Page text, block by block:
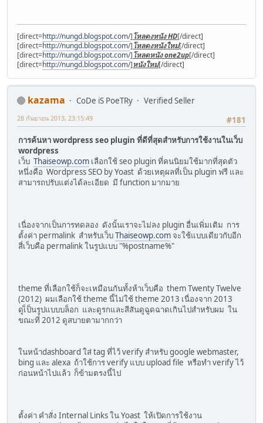
[direct=http://nungd.blogspot.com/]โหลดงหนัง HD[/direct]
[direct=http://nungd.blogspot.com/]โหลดงหนังใหม่[/direct]
[direct=http://nungd.blogspot.com/]โหลดหนัง one2up[/direct]
[direct=http://nungd.blogspot.com/]หนังใหม่[/direct]
kazama CoDe iS PoeTRy
Verified Seller
#181
28 กันยายน 2013, 23:15:49
การค้นหา wordpress seo plugin ที่ดีที่สุดสำหรับการใช้งานในเว็บ
wordpress
เว็บ Thaiseowp.com เลือกใช้ seo plugin ที่คนนิยมใช้มากที่สุดตัว
หนึ่งคือ Wordpress SEO by Yoast ด้วยเหตุผลที่เป็น plugin ฟรี และ
สามารถปรับแต่งได้ละเอียด มี function มากมาย
เนื่องจากเป็นการทดลอง ดังนั้นเราจะไม่ลง plugin อื่นเพิ่มเติม การ
ตั้งค่า permalink สำหรับเว็บThaiseowp.com จะใช้แบบเดียวกับอีก
สี่เว็บคือ permalink ในรูปแบบ "%postname%"
theme ที่เลือกใช้ก็จะเหมือนกันทั้งห้าเว็บคือ them Twenty Twelve
(2012) ผมเลือกใช้ theme นี้ไม่ใช้ theme 2013 เนื่องจาก 2013
ดูเ็ป็นรูปแบบบล็อก และดูรกและสีสันดูฉูดฉาดเกินไปสำหรับผม ใน
ขณะที่ 2012 ดูสบายตามากกว่า
ในหน้าdashboard ใส่ tag ที่ไว้ verify สำหรับ google webmaster,
bing และ alexa ถ้าใช้การ verify แบบ upload file หรือทำ verify ไว้
ก่อนหน้าไปแล้ว ก็ข้ามตรงนี้ไป
ตั้งค่า คำสั่ง Internal Links ใน Yoast ให้เปิดการใช้งาน